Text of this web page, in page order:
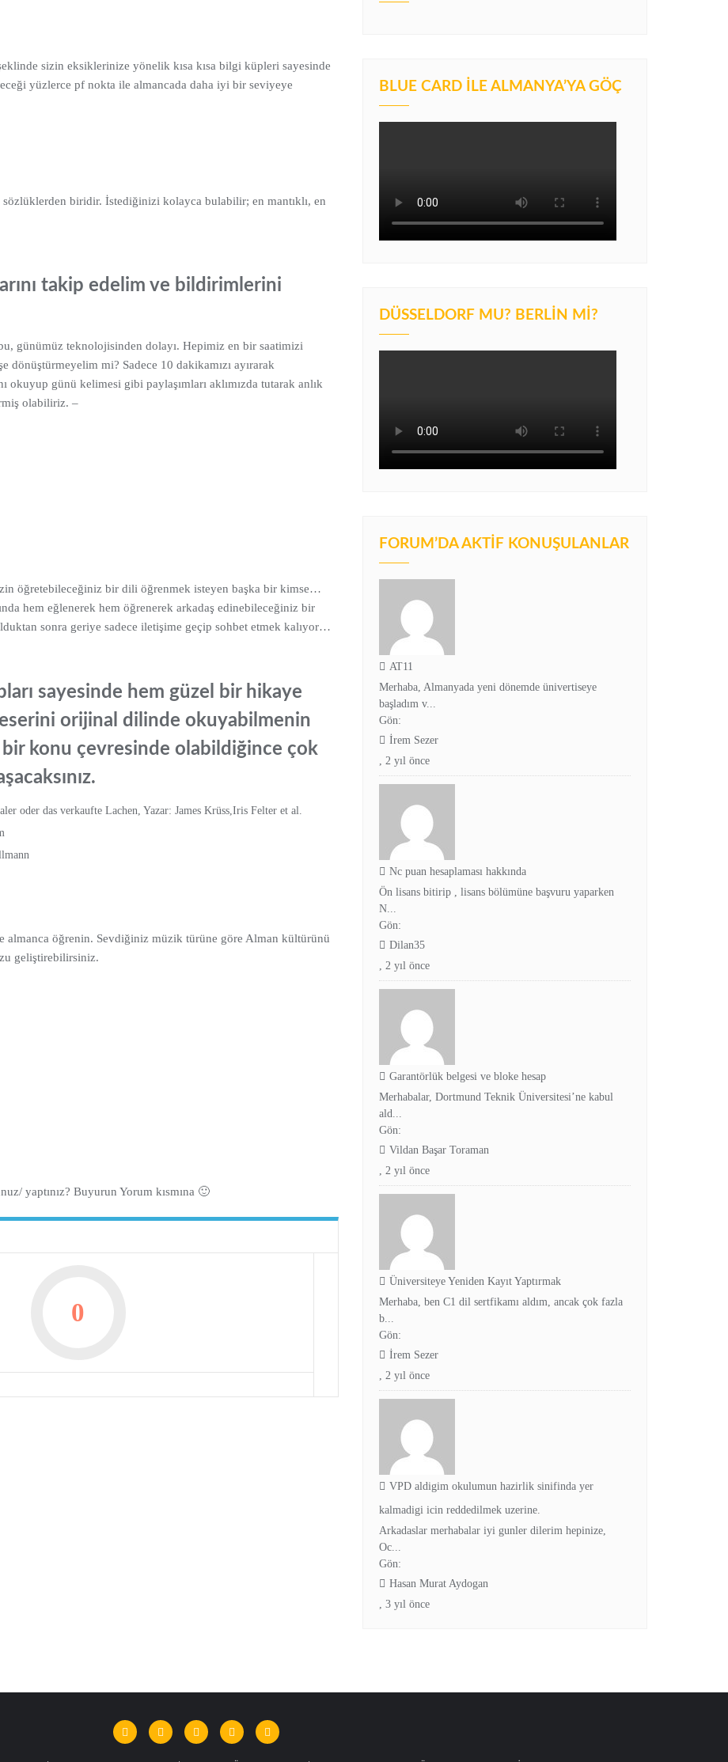
sizin eksiklerinize yönelik kısa kısa bilgi küpleri sayesinde
yüzlerce pf nokta ile almancada daha iyi bir seviyeye
biridir. İstediğinizi kolayca bulabilir; en mantıklı, en
takip edelim ve bildirimlerini
günümüz teknolojisinden dolayı. Hepimiz en bir saatimizi
dönüştürmeyelim mi? Sadece 10 dakikamızı ayırarak
okuyup günü kelimesi gibi paylaşımları aklımızda tutarak anlık
olabiliriz. –
öğretebileceğiniz bir dili öğrenmek isteyen başka bir kimse…
hem eğlenerek hem öğrenerek arkadaş edinebileceğiniz bir
sonra geriye sadece iletişime geçip sohbet etmek kalıyor…
sayesinde hem güzel bir hikaye
orijinal dilinde okuyabilmenin
bir konu çevresinde olabildiğince çok
oder das verkaufte Lachen, Yazar: James Krüss,Iris Felter et al.
almanca öğrenin. Sevdiğiniz müzik türüne göre Alman kültürünü
geliştirebilirsiniz.
yaptınız? Buyurun Yorum kısmına 🙂
0
BLUE CARD İLE ALMANYA’YA GÖÇ
DÜSSELDORF MU? BERLIN MI?
FORUM’DA AKTIF KONUŞULANLAR
AT11
Merhaba, Almanyada yeni dönemde ünivertiseye
başladım v...
Gön:
İrem Sezer
, 2 yıl önce
Nc puan hesaplaması hakkında
Ön lisans bitirip , lisans bölümüne başvuru yaparken
N...
Gön:
Dilan35
, 2 yıl önce
Garantörlük belgesi ve bloke hesap
Merhabalar, Dortmund Teknik Üniversitesi’ne kabul
ald...
Gön:
Vildan Başar Toraman
, 2 yıl önce
Üniversiteye Yeniden Kayıt Yaptırmak
Merhaba, ben C1 dil sertfikamı aldım, ancak çok fazla
b...
Gön:
İrem Sezer
, 2 yıl önce
VPD aldigim okulumun hazirlik sinifinda yer
kalmadigi icin reddedilmek uzerine.
Arkadaslar merhabalar iyi gunler dilerim hepinize,
Oc...
Gön:
Hasan Murat Aydogan
, 3 yıl önce